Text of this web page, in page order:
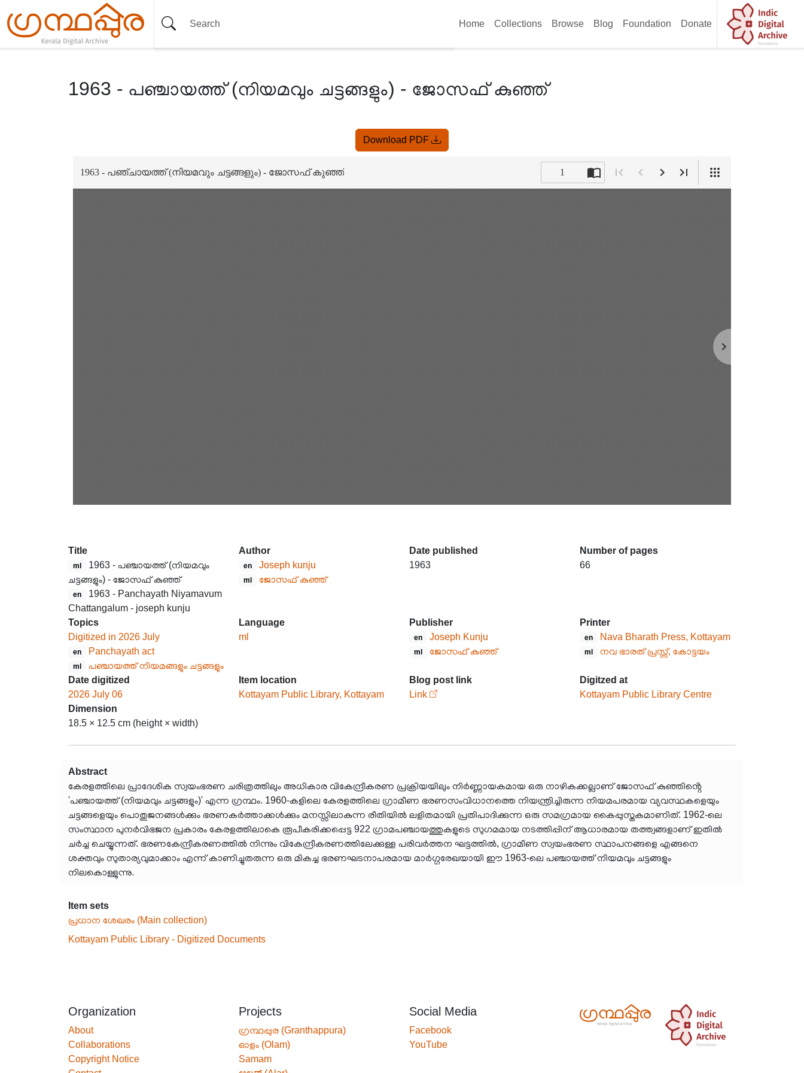
Home Collections Browse Blog Foundation Donate
1963 - പഞ്ചായത്ത് (നിയമവും ചട്ടങ്ങളും) - ജോസഫ് കുഞ്ഞ്
Download PDF
Title
ml
1963 - പഞ്ചായത്ത് (നിയമവും
ചട്ടങ്ങളും) - ജോസഫ് കുഞ്ഞ്
en
1963 - Panchayath Niyamavum
Chattangalum - joseph kunju
Author
en Joseph kunju
ml ജോസഫ് കുഞ്ഞ്
Date published
1963
Number of pages
66
Topics
Digitized in 2026 July
en Panchayath act
ml പഞ്ചായത്ത് നിയമങ്ങളും ചട്ടങ്ങളും
Language
ml
Publisher
en Joseph Kunju
ml ജോസഫ് കുഞ്ഞ്
Printer
en Nava Bharath Press, Kottayam
ml നവ ഭാരത് പ്രസ്സ്, കോട്ടയം
Date digitized
2026 July 06
Item location
Kottayam Public Library, Kottayam
Blog post link
Link
Digitzed at
Kottayam Public Library Centre
Dimension
18.5 × 12.5 cm (height × width)
Abstract
കേരളത്തിലെ പ്രാദേശിക സ്വയംഭരണ ചരിത്രത്തിലും അധികാര വികേന്ദ്രീകരണ പ്രക്രിയയിലും നിർണ്ണായകമായ ഒരു നാഴികക്കല്ലാണ് ജോസഫ് കുഞ്ഞിൻ്റെ
'പഞ്ചായത്ത് (നിയമവും ചട്ടങ്ങളും)' എന്ന ഗ്രന്ഥം. 1960-കളിലെ കേരളത്തിലെ ഗ്രാമീണ ഭരണസംവിധാനത്തെ നിയന്ത്രിച്ചിരുന്ന നിയമപരമായ വ്യവസ്ഥകളെയും
ചട്ടങ്ങളെയും പൊതുജനങ്ങൾക്കും ഭരണകർത്താക്കൾക്കും മനസ്സിലാകുന്ന രീതിയിൽ ലളിതമായി പ്രതിപാദിക്കുന്ന ഒരു സമഗ്രമായ കൈപ്പുസ്തകമാണിത്. 1962-ലെ
സംസ്ഥാന പുനർവിഭജന പ്രകാരം കേരളത്തിലാകെ രൂപീകരിക്കപ്പെട്ട 922 ഗ്രാമപഞ്ചായത്തുകളുടെ സുഗമമായ നടത്തിപ്പിന് ആധാരമായ തത്ത്വങ്ങളാണ് ഇതിൽ
ചർച്ച ചെയ്യുന്നത്. ഭരണകേന്ദ്രീകരണത്തിൽ നിന്നും വികേന്ദ്രീകരണത്തിലേക്കുള്ള പരിവർത്തന ഘട്ടത്തിൽ, ഗ്രാമീണ സ്വയംഭരണ സ്ഥാപനങ്ങളെ എങ്ങനെ
ശക്തവും സുതാര്യവുമാക്കാം എന്ന് കാണിച്ചുതരുന്ന ഒരു മികച്ച ഭരണഘടനാപരമായ മാർഗ്ഗരേഖയായി ഈ 1963-ലെ പഞ്ചായത്ത് നിയമവും ചട്ടങ്ങളും
നിലകൊള്ളുന്നു.
Item sets
പ്രധാന ശേഖരം (Main collection)
Kottayam Public Library - Digitized Documents
Organization
About
Collaborations
Copyright Notice
Projects
ഗ്രന്ഥപ്പുര (Granthappura)
ഓളം (Olam)
Samam
Social Media
Facebook
YouTube